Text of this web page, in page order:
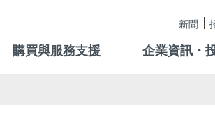
新聞
購買與服務支援 企業資訊・